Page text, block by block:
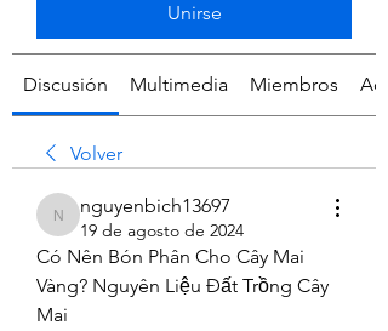
Unirse
Discusión Multimedia Miembros
Volver
nguyenbich13697
nguyenbich13697
19 de agosto de 2024
Có Nên Bón Phân Cho Cây Mai
Vàng? Nguyên Liệu Đất Trồng Cây
Mai